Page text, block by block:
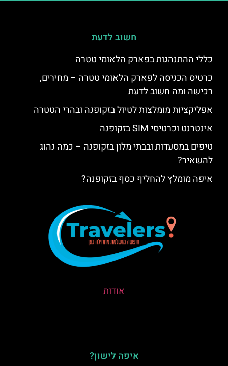
חשוב לדעת
כללי ההתנהגות בפארק הלאומי טטרה
כרטיס הכניסה לפארק הלאומי טטרה – מחירים,
רכישה ומה חשוב לדעת
אפליקציות מומלצות לטיול בזקופנה ובהרי הטטרה
אינטרנט וכרטיסי SIM בזקופנה
טיפים במסעדות ובבתי מלון בזקופנה – כמה נהוג
להשאיר?
איפה מומלץ להחליף כסף בזקופנה?
אודות
איפה לישון?